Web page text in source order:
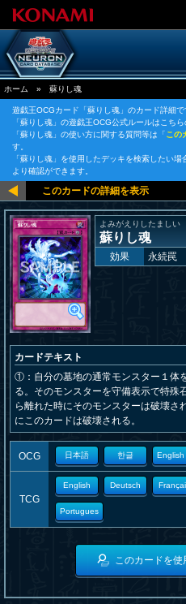
ホーム » 蘇りし魂
遊戯王OCGカード「蘇りし魂」のカード詳細で
「蘇りし魂」の遊戯王OCG公式ルールはこち
「蘇りし魂」の使い方に関する質問等は「この
す。
「蘇りし魂」を使用したデッキを検索したい場
より確認ができます。
よみがえりしたましい
蘇りし魂
効果 永続罠
カードテキスト
①：自分の墓地の通常モンスター１体
る。そのモンスターを守備表示で特殊
ら離れた時にそのモンスターは破壊さ
にこのカードは破壊される。
OCG 日本語 한글 English
TCG
English Deutsch
Portugues
このカードを